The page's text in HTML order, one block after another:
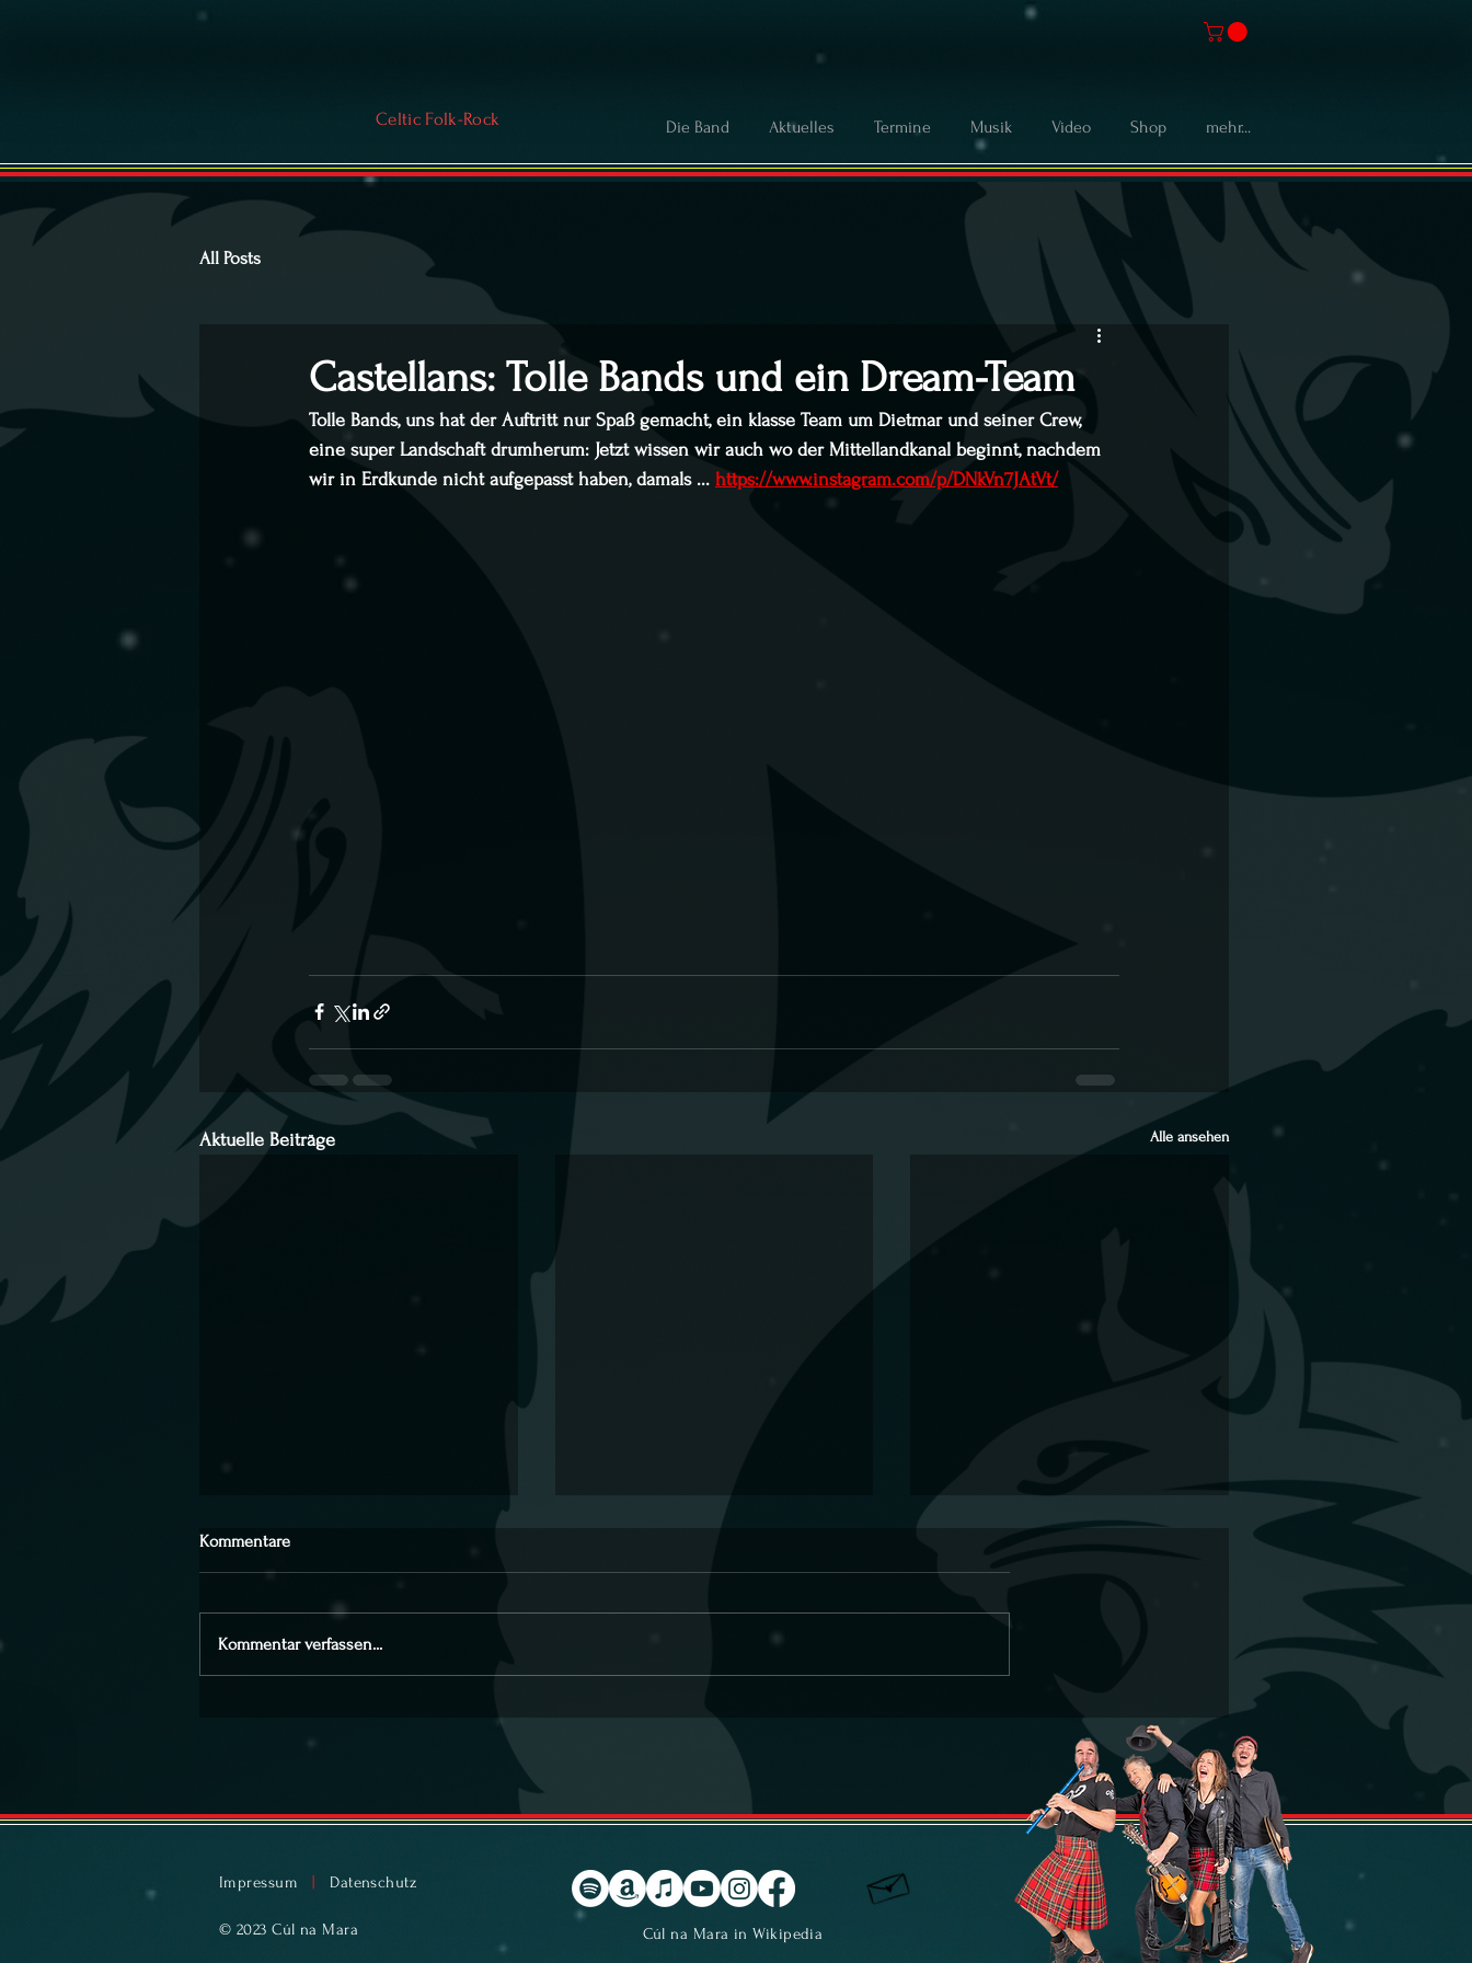
Celtic Folk-Rock Die Band Aktuelles Termine Musik Video Shop mehr...
All Posts
Castellans: Tolle Bands und ein Dream-Team
Tolle Bands, uns hat der Auftritt nur Spaß gemacht, ein klasse Team um Dietmar und seiner Crew,
eine super Landschaft drumherum: Jetzt wissen wir auch wo der Mittellandkanal beginnt, nachdem
wir in Erdkunde nicht aufgepasst haben, damals ... https://www.instagram.com/p/DNkVn7JAtVt/
Aktuelle Beiträge Alle ansehen
Party im Lichtspielhaus
Kommentare
Kommentar verfassen...
Cúl na Mara in Wikipedia
Impressum Datenschutz
© 2023 Cúl na Mara